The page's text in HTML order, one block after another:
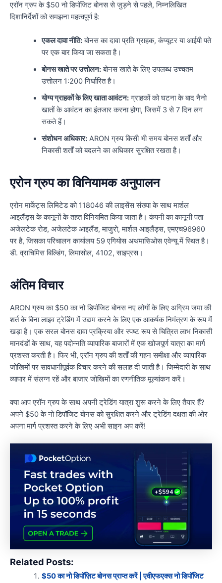
एरॉन ग्रुप के $50 नो डिपॉजिट बोनस से जुड़ने से पहले, निम्नलिखित
दिशानिर्देशों को समझना महत्वपूर्ण है:
एकल दावा नीति:बोनस का दावा प्रति ग्राहक, कंप्यूटर या आईपी पते
पर एक बार किया जा सकता है।
बोनस खाते पर उत्तोलन:बोनस खाते के लिए उपलब्ध उच्चतम
उत्तोलन 1:200 निर्धारित है।
योग्य ग्राहकों के लिए खाता आवंटन:ग्राहकों को घटना के बाद नैनो
खातों के आवंटन का इंतजार करना होगा, जिसमें 3 से 7 दिन लग
सकते हैं।
संशोधन अधिकार:ARON ग्रुप किसी भी समय बोनस शर्तों और
निकासी शर्तों को बदलने का अधिकार सुरक्षित रखता है।
एरोन ग्रुप का विनियामक अनुपालन
एरोन मार्केट्स लिमिटेड को 118046 की लाइसेंस संख्या के साथ मार्शल
आइलैंड्स के कानूनों के तहत विनियमित किया जाता है। कंपनी का कानूनी पता
अजेलटेक रोड, अजेलटेक आइलैंड, माजुरो, मार्शल आइलैंड्स, एमएच96960
पर है, जिसका परिचालन कार्यालय 59 एगियोस अथमासिओस एवेन्यू में स्थित है।
डी. व्राचिमिस बिल्डिंग, लिमासोल, 4102, साइप्रस।
अंतिम विचार
ARON ग्रुप का $50 का नो डिपॉजिट बोनस नए लोगों के लिए अग्रिम जमा की
शर्त के बिना लाइव ट्रेडिंग में उद्यम करने के लिए एक आकर्षक निमंत्रण के रूप में
खड़ा है। एक सरल बोनस दावा प्रक्रिया और स्पष्ट रूप से चित्रित लाभ निकासी
मानदंडों के साथ, यह पदोन्नति व्यापारिक बाजारों में एक खोजपूर्ण यात्रा का मार्ग
प्रशस्त करती है। फिर भी, एरॉन ग्रुप की शर्तों की गहन समीक्षा और व्यापारिक
जोखिमों पर सावधानीपूर्वक विचार करने की सलाह दी जाती है। जिम्मेदारी के साथ
व्यापार में संलग्न रहें और बाजार जोखिमों का रणनीतिक मूल्यांकन करें।
क्या आप एरॉन ग्रुप के साथ अपनी ट्रेडिंग यात्रा शुरू करने के लिए तैयार हैं?
अपने $50 के नो डिपॉजिट बोनस को सुरक्षित करने और ट्रेडिंग दक्षता की ओर
अपना मार्ग प्रशस्त करने के लिए अभी साइन अप करें!
Related Posts:
$50 का नो डिपॉज़िट बोनस प्राप्त करें | एवीएफएक्स नो डिपॉजिट